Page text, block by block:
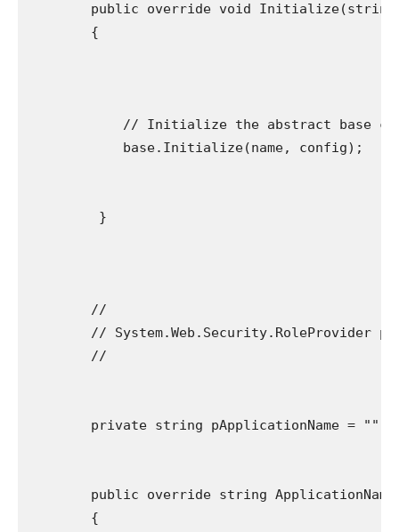
public override void
        {
// Initialize the abstract base
            base.Initialize(name, config);
         }
        //
// System.Web.Security.RoleProvider
        //
        private string pApplicationName = "";
        public override string ApplicationName
        {